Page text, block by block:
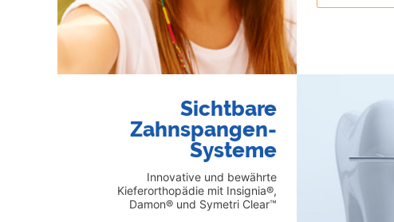
Sichtbare
Zahnspangen-
Systeme
Innovative und bewährte
Kieferorthopädie mit Insignia®,
Damon® und Symetri Clear™